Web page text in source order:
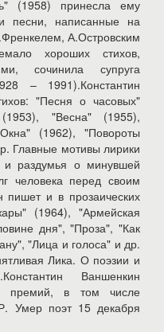
(1958) принесла ему
песни, написанные на
А.Островским
хороших стихов,
сочинила супруга
– 1991).Константин
"Песня о часовых"
"Весна" (1955),
(1962), "Повороты
Главные мотивы лирики
раздумья о минувшей
человека перед своим
и в прозаических
(1964), "Армейская
дня", "Проза", "Как
"Лица и голоса" и др.
Лика. О поэзии и
Ваншенкин
премий, в том числе
Умер поэт 15 декабря